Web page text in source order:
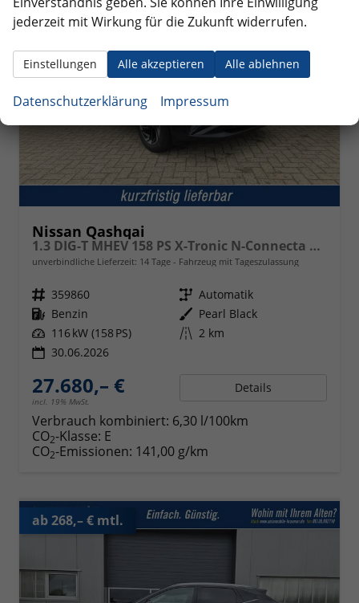
Nissan Qashqai
1.3 DIG-T MHEV 158 PS X-Tronic N-Connecta Teil-Leder PanoGlasdach Klimaautomatik Sitzheizung Lenkradheizung Navi ACC PDC v+h 360°Kamera DAB Bluetooth Touchscreen Apple CarPlay Android Auto 18"LM
unverbindliche Lieferzeit: 14 Tage Fahrzeug mit Tageszulassung
Fahrzeugnr. 359860 Getriebe Automatik
Kraftstoff Benzin Außenfarbe Pearl Black
Leistung 116 kW (158 PS) Kilometerstand 2 km
30.06.2026
27.680,– €
incl. 19% MwSt.
Details
Verbrauch kombiniert: 6,30 l/100km
CO2-Klasse: E
CO2-Emissionen: 141,00 g/km
ab 268,– € mtl.
jederzeit mit Wirkung für die Zukunft widerrufen.
Alle akzeptieren Alle ablehnen
Einstellungen
Datenschutzerklärung Impressum